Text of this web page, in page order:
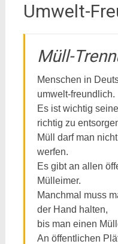
Umwelt-
Müll-
Menschen in
umwelt-freundlich.
Es ist wichtig
richtig zu
Müll darf man
werfen.
Es gibt an allen
Mülleimer.
Manchmal muss
der Hand halten,
bis man einen
An öffentlichen